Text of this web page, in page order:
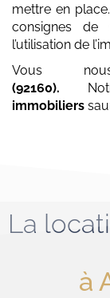
mettre en
consignes
l’utilisation de
Vous
(92160).
immobiliers
La
à